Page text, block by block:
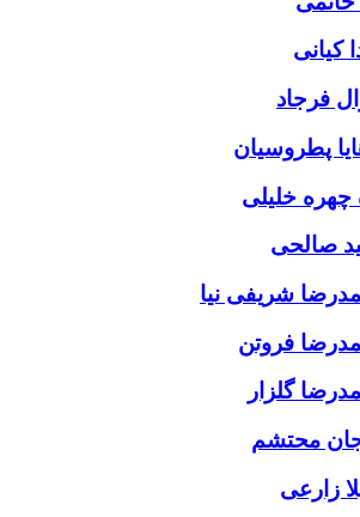
کیانی
فرجاد
پطروسیان
چهره خلیلی
صالحی
شریفی نیا
فروتن
گلزار
محتشم
زارعی